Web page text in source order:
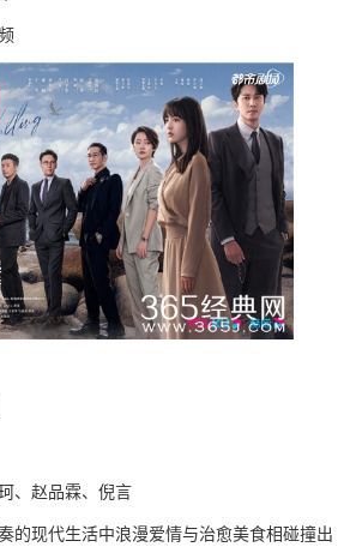
、赵品霖、倪言
的现代生活中浪漫爱情与治愈美食相碰撞出